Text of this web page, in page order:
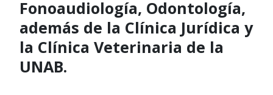
Fonoaudiología, Odontología,
además de la Clínica Jurídica y
la Clínica Veterinaria de la
UNAB.